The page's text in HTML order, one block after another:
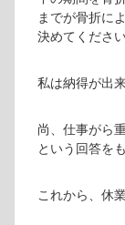
までが骨折に
決めてくださ
私は納得が出
尚、仕事がら
という回答を
これから、休